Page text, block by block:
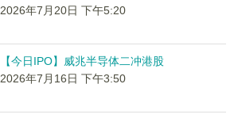
2026年7月20日 下午5:20
【今日IPO】威兆半导体二冲港股
2026年7月16日 下午3:50